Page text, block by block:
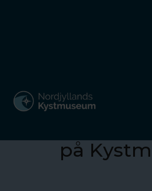
Gratis
på